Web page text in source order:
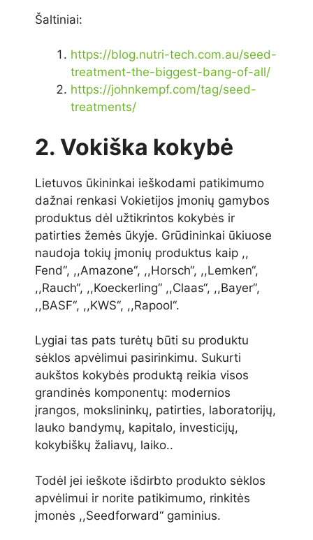
Šaltiniai:
https://blog.nutri-tech.com.au/seed-
treatment-the-biggest-bang-of-all/
https://johnkempf.com/tag/seed-
treatments/
2. Vokiška kokybė
Lietuvos ūkininkai ieškodami patikimumo
dažnai renkasi Vokietijos įmonių gamybos
produktus dėl užtikrintos kokybės ir
patirties žemės ūkyje. Grūdininkai ūkiuose
naudoja tokių įmonių produktus kaip ,,
Fend‘‘, ,,Amazone‘‘, ,,Horsch‘‘, ,,Lemken‘‘,
,,Rauch‘‘, ,,Koeckerling‘‘ ,,Claas‘‘, ,,Bayer‘‘,
,,BASF‘‘, ,,KWS‘‘, ,,Rapool‘‘.
Lygiai tas pats turėtų būti su produktu
sėklos apvėlimui pasirinkimu. Sukurti
aukštos kokybės produktą reikia visos
grandinės komponentų: modernios
įrangos, mokslininkų, patirties, laboratorijų,
lauko bandymų, kapitalo, investicijų,
kokybiškų žaliavų, laiko..
Todėl jei ieškote išdirbto produkto sėklos
apvėlimui ir norite patikimumo, rinkitės
įmonės ,,Seedforward‘‘ gaminius.